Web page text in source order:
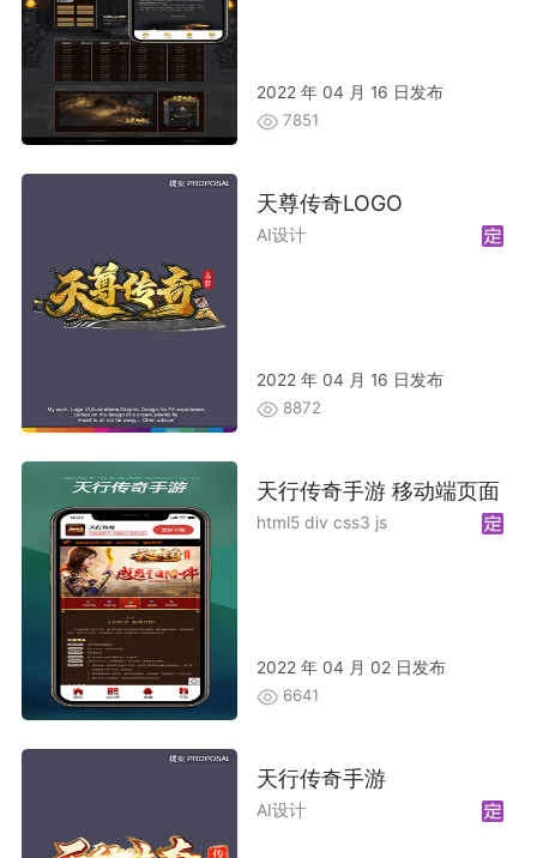
2022 年 04 月 16 日发布
7851
天尊传奇LOGO
AI设计
2022 年 04 月 16 日发布
8872
天行传奇手游 移动端页面
html5 div css3 js
2022 年 04 月 02 日发布
6641
天行传奇手游
AI设计